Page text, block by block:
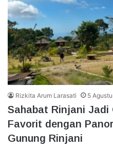
Rizkita Arum Larasati 5
Sahabat Rinjani Jadi
Favorit dengan
Gunung Rinjani